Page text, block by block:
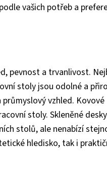
vašich potřeb a
pevnost a trvanlivost.
stoly jsou odolné a
vzhled. Kovové
stoly. Skleněné
stolů, ale nenabízí
hledisko, tak i